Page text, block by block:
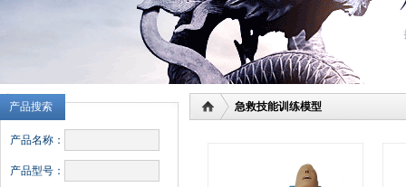
产品搜索
产品名称：
产品型号：
急救技能训练模型